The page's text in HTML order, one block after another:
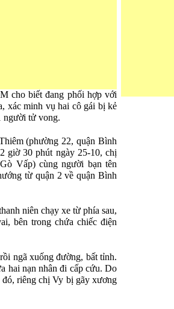
cho biết đang phối hợp với
xác minh vụ hai cô gái bị kẻ
người tử vong.
(phường 22, quận Bình
giờ 30 phút ngày 25-10, chị
Vấp) cùng người bạn tên
từ quận 2 về quận Bình
niên chạy xe từ phía sau,
bên trong chứa chiếc điện
ngã xuống đường, bất tỉnh.
hai nạn nhân đi cấp cứu. Do
riêng chị Vy bị gãy xương